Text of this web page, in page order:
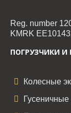
Reg. number
KMRK
ПОГРУЗЧИКИ
Колесные
Гусеничные